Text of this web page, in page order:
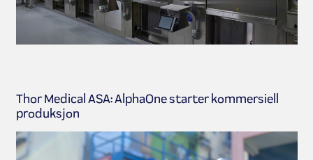
Thor Medical ASA: AlphaOne starter kommersiell
produksjon